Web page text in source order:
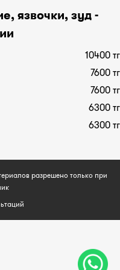
язвочки, зуд -
10400 тг
7600 тг
7600 тг
6300 тг
6300 тг
разрешено только при